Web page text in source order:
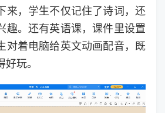
来，学生不仅记住了诗词，还
趣。还有英语课，课件里设置
对着电脑给英文动画配音，既
玩。